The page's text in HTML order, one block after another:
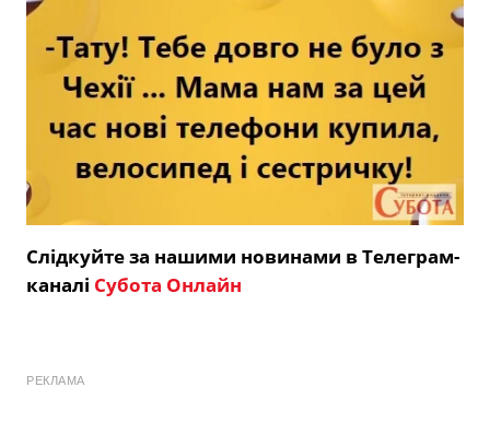
Слідкуйте за нашими новинами в Телеграм-
каналі Субота Онлайн
РЕКЛАМА